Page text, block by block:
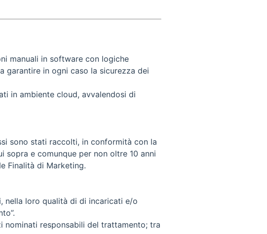
manuali in software con logiche
garantire in ogni caso la sicurezza dei
in ambiente cloud, avvalendosi di
sono stati raccolti, in conformità con la
e comunque per non oltre 10 anni
Finalità di Marketing.
nella loro qualità di di incaricati e/o
nominati responsabili del trattamento; tra